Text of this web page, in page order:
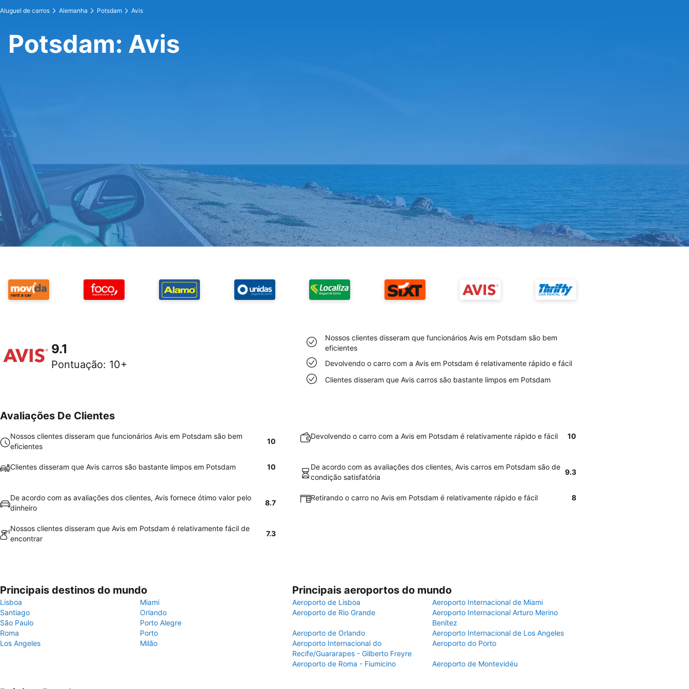
Aluguel de carros Alemanha Potsdam Avis
Potsdam: Avis
9.1
Pontuação: 10+
Nossos clientes disseram que funcionários Avis em Potsdam são bem
eficientes
Devolvendo o carro com a Avis em Potsdam é relativamente rápido e fácil
Clientes disseram que Avis carros são bastante limpos em Potsdam
Avaliações De Clientes
Nossos clientes disseram que funcionários Avis em Potsdam são bem
eficientes
10
Devolvendo o carro com a Avis em Potsdam é relativamente rápido e fácil 10
Clientes disseram que Avis carros são bastante limpos em Potsdam 10
De acordo com as avaliações dos clientes, Avis carros em Potsdam são de
condição satisfatória
9.3
De acordo com as avaliações dos clientes, Avis fornece ótimo valor pelo
dinheiro
8.7
Retirando o carro no Avis em Potsdam é relativamente rápido e fácil 8
Nossos clientes disseram que Avis em Potsdam é relativamente fácil de
encontrar
7.3
Principais destinos do mundo
Lisboa
Miami
Santiago
Orlando
São Paulo
Porto Alegre
Roma
Porto
Los Angeles
Milão
Principais aeroportos do mundo
Aeroporto de Lisboa
Aeroporto Internacional de Miami
Aeroporto de Rio Grande
Aeroporto Internacional Arturo Merino
Benítez
Aeroporto de Orlando
Aeroporto Internacional de Los Angeles
Aeroporto Internacional do
Recife/Guararapes - Gilberto Freyre
Aeroporto do Porto
Aeroporto de Roma - Fiumicino Aeroporto de Montevidéu